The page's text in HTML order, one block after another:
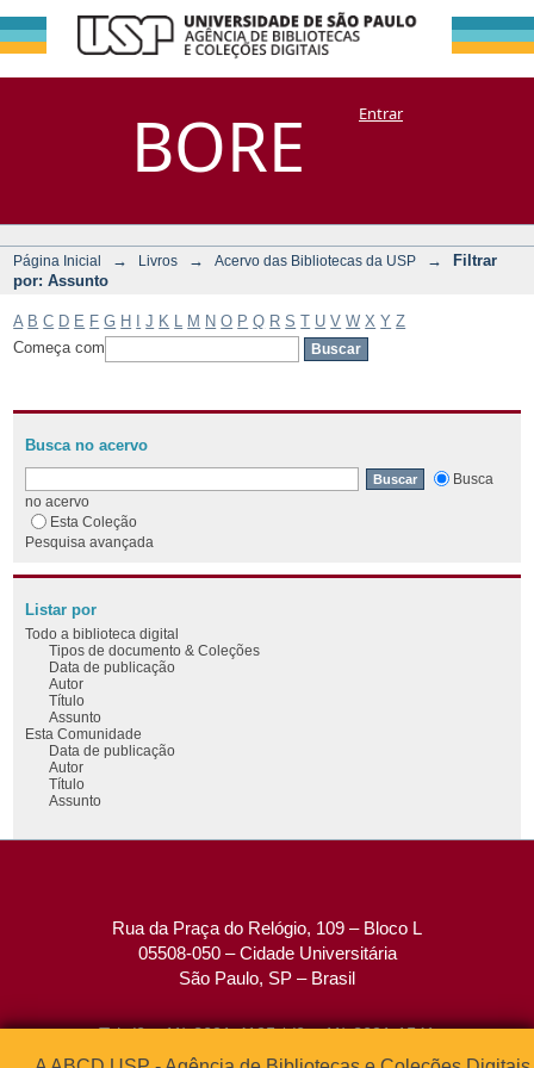
BORE
Filtrar por:
Assunto
DSpace/Manakin + CoriscoEntrar
Página Inicial → Livros → Acervo das Bibliotecas da USP →
Filtrar
por: Assunto
A B C D E F G H J K M N O P Q R S T U V W X Y Z
Começa com
Busca no acervo
Busca
no acervo
Esta Coleção
Pesquisa avançada
Listar por
Todo a biblioteca digital
Tipos de documento & Coleções
Data de publicação
Autor
Título
Assunto
Esta Comunidade
Data de publicação
Autor
Título
Assunto
Rua da Praça do Relógio, 109 – Bloco L
05508-050 – Cidade Universitária
São Paulo, SP – Brasil
Tel: (0xx11) 3091-4195 / (0xx11) 3091-1541
Fax: (0xx11) 3091-1567